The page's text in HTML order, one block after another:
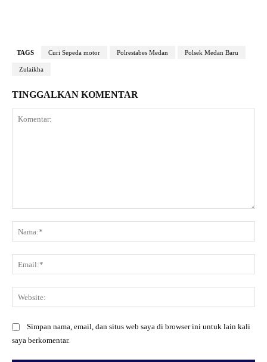
TAGS Curi Sepeda motor Polrestabes Medan Polsek Medan Baru
Zulaikha
TINGGALKAN KOMENTAR
Simpan nama, email, dan situs web saya di browser ini untuk lain kali
saya berkomentar.